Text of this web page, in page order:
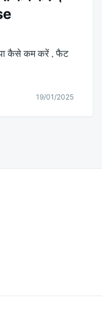
कैसे कम करें , फैट
19/01/2025